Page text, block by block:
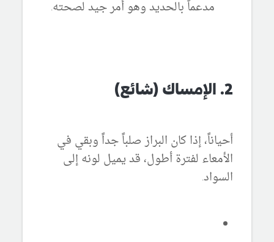
مدعماً بالحديد وهو أمر جيد لصحته.
2. الإمساك (شائع)
أحياناً، إذا كان البراز صلباً جداً وبقي في
الأمعاء لفترة أطول، قد يميل لونه إلى
السواد.